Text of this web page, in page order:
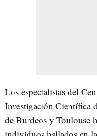
Los especialistas del
Investigación Científica
de Burdeos y Toulouse